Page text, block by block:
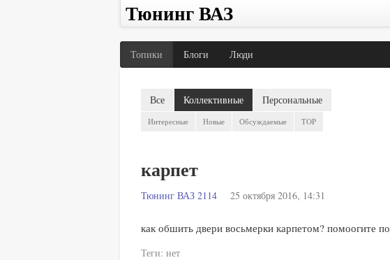
Тюнинг ВАЗ
Топики Блоги Люди
Все Коллективные Персональные
Интересные Новые Обсуждаемые TOP
карпет
Тюнинг ВАЗ 2114 25 октября 2016, 14:31
как обшить двери восьмерки карпетом? помоогите
Теги: нет